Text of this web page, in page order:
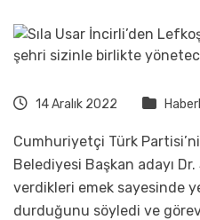
14 Aralık 2022
Cumhuriyetçi Türk
Belediyesi Başkan adayı
verdikleri emek sayesinde
durduğunu söyledi ve